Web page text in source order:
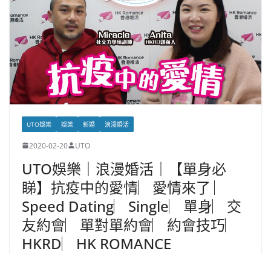
UTO娛樂 娛樂 新婚 浪漫婚活
2020-02-20 UTO
UTO娛樂｜浪漫婚活｜【單身必
睇】抗疫中的愛情︳愛情來了 ︳
Speed Dating︳Single︳單身︳交
友約會︳單對單約會︳約會技巧︳
HKRD︳HK ROMANCE